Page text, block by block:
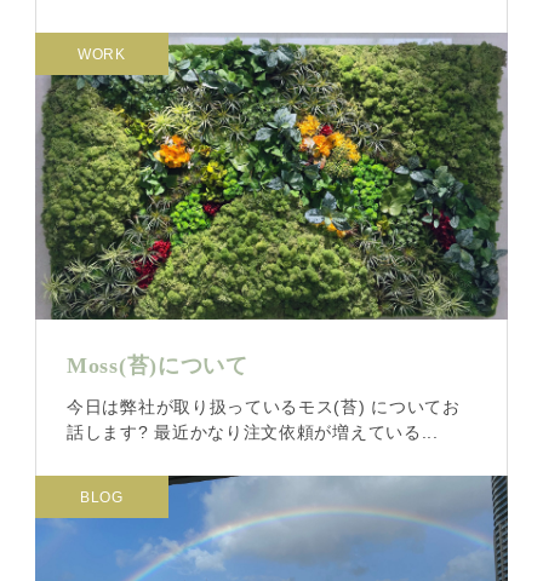
WORK
Moss(苔)について
今日は弊社が取り扱っているモス(苔) についてお
話します? 最近かなり注文依頼が増えている...
BLOG